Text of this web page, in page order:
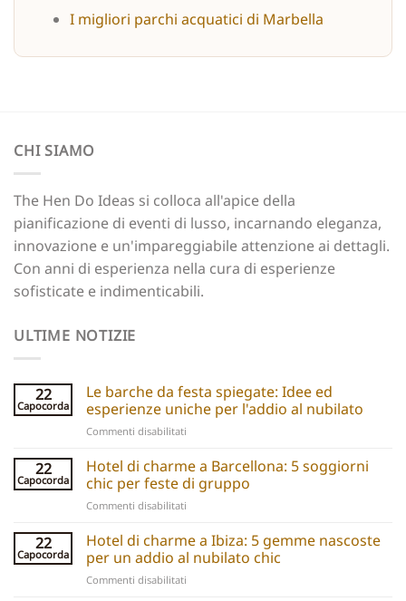
I migliori parchi acquatici di Marbella
CHI SIAMO
The Hen Do Ideas si colloca all'apice della
pianificazione di eventi di lusso, incarnando eleganza,
innovazione e un'impareggiabile attenzione ai dettagli.
Con anni di esperienza nella cura di esperienze
sofisticate e indimenticabili.
ULTIME NOTIZIE
22
Capocorda
Le barche da festa spiegate: Idee ed
esperienze uniche per l'addio al nubilato
Commenti disabilitati
boats
explained:
Unique
ideas
and
experiences
22
Capocorda
Hotel di charme a Barcellona: 5 soggiorni
chic per feste di gruppo
Commenti disabilitati
Boutique
Hotels:
5
22
Capocorda
Hotel di charme a Ibiza: 5 gemme nascoste
per un addio al nubilato chic
Commenti disabilitati